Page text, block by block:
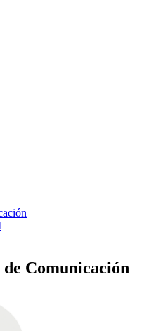
Comunicación